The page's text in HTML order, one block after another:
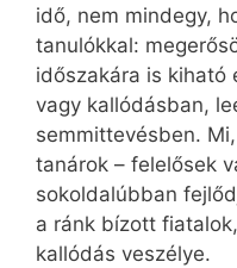
idő, nem mindegy,
tanulókkal:
időszakára is kiható
vagy kallódásban,
semmittevésben.
tanárok – felelősek
sokoldalúbban
a ránk bízott
kallódás veszélye.